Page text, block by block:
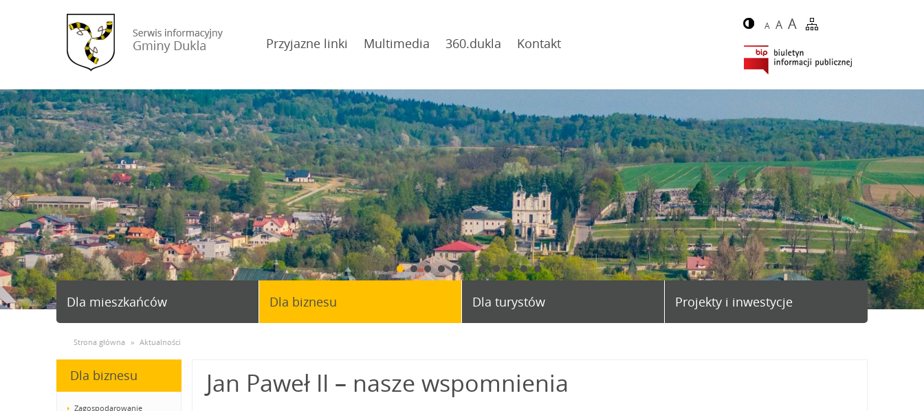
Przyjazne linki Multimedia 360.dukla Kontakt
A A A
Dla mieszkańców Dla biznesu Dla turystów Projekty i inwestycje
Strona główna » Aktualności
Dla biznesu
Zagospodarowanie
Jan Paweł II – nasze wspomnienia